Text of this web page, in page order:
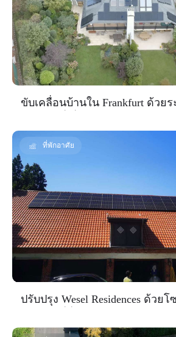
ขับเคลื่อนบ้านใน Frankfurt ด้วยร
ที่พักอาศัย
ปรับปรุง Wesel Residences ด้วย